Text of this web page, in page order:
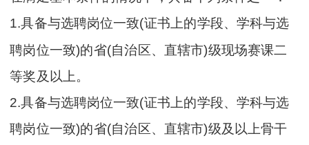
1.具备与选聘岗位一致(证书上的学段、学科与选
聘岗位一致)的省(自治区、直辖市)级现场赛课二
等奖及以上。
2.具备与选聘岗位一致(证书上的学段、学科与选
聘岗位一致)的省(自治区、直辖市)级及以上骨干